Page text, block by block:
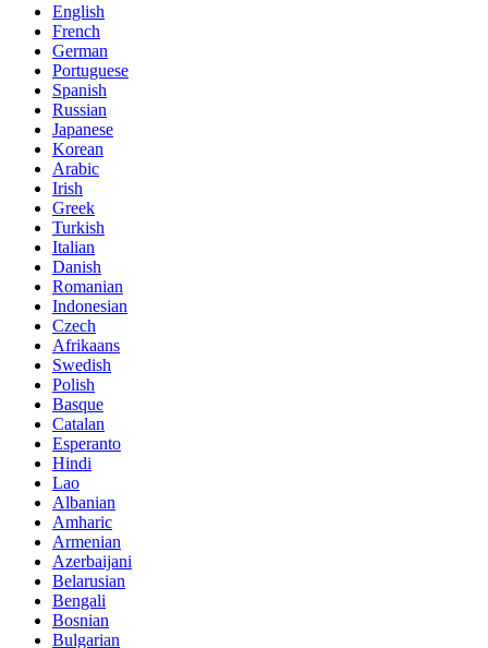
English
French
German
Portuguese
Spanish
Russian
Japanese
Korean
Arabic
Irish
Greek
Turkish
Italian
Danish
Romanian
Indonesian
Czech
Afrikaans
Swedish
Polish
Basque
Catalan
Esperanto
Hindi
Lao
Albanian
Amharic
Armenian
Azerbaijani
Belarusian
Bengali
Bosnian
Bulgarian